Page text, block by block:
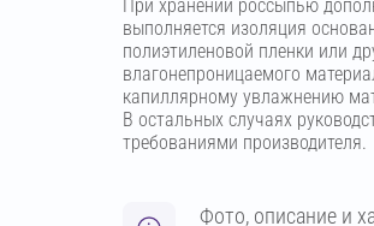
При хранении россыпью
выполняется изоляция
полиэтиленовой пленки или
влагонепроницаемого
капиллярному увлажнению
В остальных случаях
требованиями производителя.
Фото, описание и